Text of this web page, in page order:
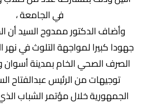
في الجامعة ،
وأضاف الدكتور ممدوح السيد أن
جهودا كبيرا لمواجهة التلوث في نهر
الصرف الصحي الخام بمدينة أسوان
توجيهات من الرئيس عبدالفتاح
الجمهورية خلال مؤتمر الشباب